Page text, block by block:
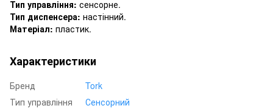
Тип управління: сенсорне.
Тип диспенсера: настінний.
Матеріал: пластик.
Характеристики
Бренд
Tork
Тип управління
Сенсорний